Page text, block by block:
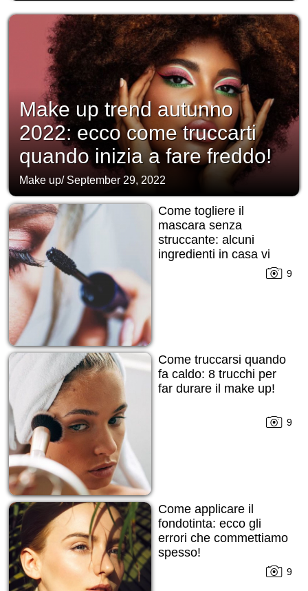
Make up trend autunno
2022: ecco come truccarti
quando inizia a fare freddo!
Make up/ September 29, 2022
Come togliere il
mascara senza
struccante: alcuni
ingredienti in casa vi
9
Come truccarsi quando
fa caldo: 8 trucchi per
far durare il make up!
9
Come applicare il
fondotinta: ecco gli
errori che commettiamo
spesso!
9